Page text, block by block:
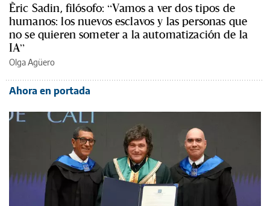
Èric Sadin, filósofo: “Vamos a ver dos tipos de
humanos: los nuevos esclavos y las personas que
no se quieren someter a la automatización de la
IA”
Olga Agüero
Ahora en portada